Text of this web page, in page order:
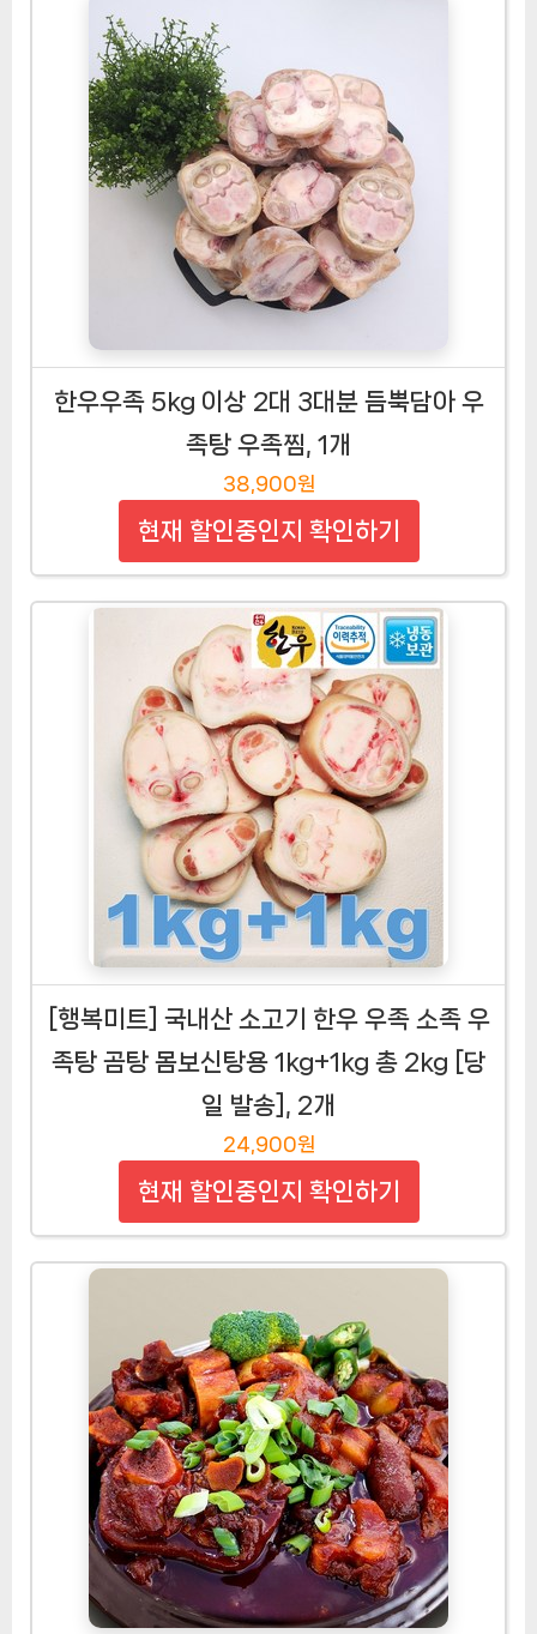
한우우족 5kg 이상 2대 3대분 듬뿍담아 우
족탕 우족찜, 1개
38,900원
현재 할인중인지 확인하기
[행복미트] 국내산 소고기 한우 우족 소족 우
족탕 곰탕 몸보신탕용 1kg+1kg 총 2kg [당
일 발송], 2개
24,900원
현재 할인중인지 확인하기